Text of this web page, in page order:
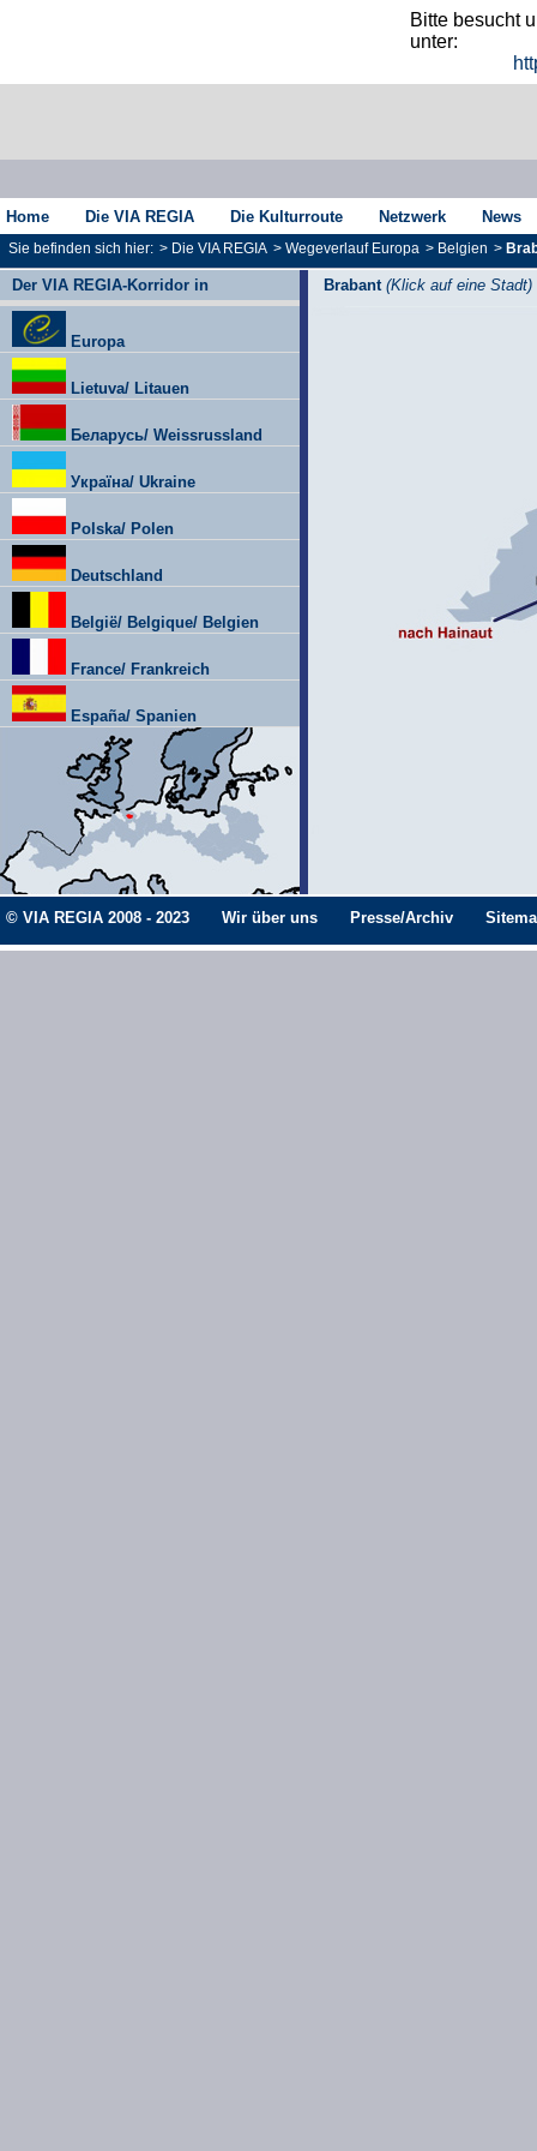
Bitte besucht
unter:
Home Die VIA REGIA Die Kulturroute Netzwerk News
Sie befinden sich hier: > Die VIA REGIA >Wegeverlauf Europa > Belgien >
Brabant (Klick auf eine Stadt)
Der VIA REGIA-Korridor in
Europa
Lietuva/ Litauen
Беларусь/ Weissrussland
Україна/ Ukraine
Polska/ Polen
Deutschland
België/ Belgique/ Belgien
France/ Frankreich
España/ Spanien
© VIA REGIA 2008 - 2023 Wir über uns Presse/Archiv